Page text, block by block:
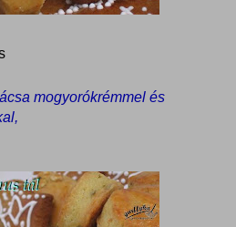
mogyorókrémmel és